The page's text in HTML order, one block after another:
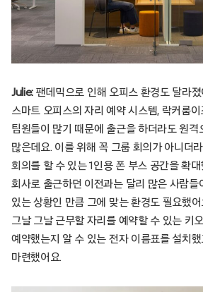
Julie: 팬데믹으로 인해 오피스 환경도 달라
스마트 오피스의 자리 예약 시스템, 락커룸
팀원들이 많기 때문에 출근을 하더라도 원격
많은데요. 이를 위해 꼭 그룹 회의가 아니더
회의를 할 수 있는 1인용 폰 부스 공간을 확
회사로 출근하던 이전과는 달리 많은 사람들
있는 상황인 만큼 그에 맞는 환경도 필요했
그날 그날 근무할 자리를 예약할 수 있는 키
예약했는지 알 수 있는 전자 이름표를 설치
마련했어요.